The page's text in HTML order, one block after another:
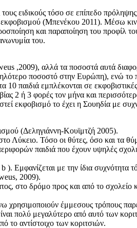
ειδικούς τόσο σε επίπεδο
(Μπενέκου 2011). Μέσω
και παραποίηση του προφίλ
του.
,2009), αλλά τα ποσοστά αυτά
ποσοστό στην Ευρώπη), ενώ το
εμπλέκονται σε
2 ή 3 φορές τον μήνα και
εκφοβισμό το έχει η Σουηδία με
(Δεληγιάννη-Κουϊμτζή 2005).
Λύκειο. Τόσο οι θύτες, όσο και τα
παιδιά που έχουν υψηλές
Εμφανίζεται με την ίδια συχνότητα
2009).
στο δρόμο προς και από το σχολείο
χρησιμοποιούν έμμεσους τρόπους
πολύ μεγαλύτερο από αυτό των
το αντίστοιχο των κοριτσιών.